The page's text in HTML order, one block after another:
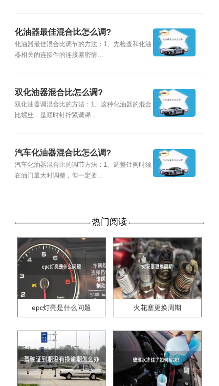
化油器最佳混合比怎么调?
化油器最佳混合比调节的方法：1、先检查和化油
器相关的连接件的连接紧密情...
双化油器混合比怎么调?
双化油器调混合比的方法：1、这种化油器的混合
比螺丝，是顺时针拧紧调稀，...
汽车化油器混合比怎么调?
汽车化油器混合比的调节方法：1、调整针阀时须
在油门最大时调整，但一定要...
热门阅读
epc灯亮是什么问题 火花塞更换周期